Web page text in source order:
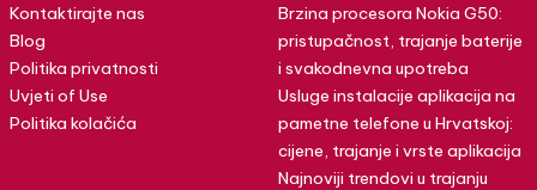
Kontaktirajte nas
Blog
Politika privatnosti
Uvjeti of Use
Politika kolačića
Brzina procesora Nokia G50:
pristupačnost, trajanje baterije
i svakodnevna upotreba
Usluge instalacije aplikacija na
pametne telefone u Hrvatskoj:
cijene, trajanje i vrste aplikacija
Najnoviji trendovi u trajanju